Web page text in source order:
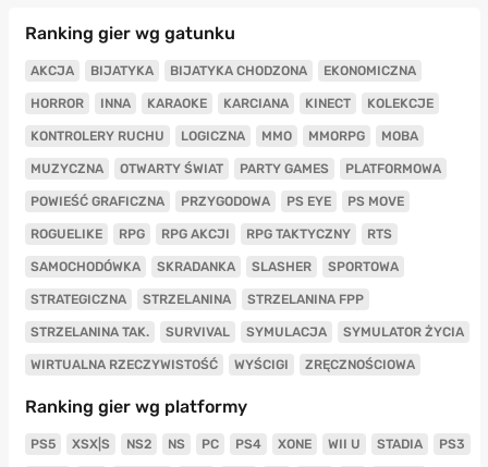
Ranking gier wg gatunku
AKCJA BIJATYKA BIJATYKA CHODZONA EKONOMICZNA
HORROR INNA KARAOKE KARCIANA KINECT KOLEKCJE
KONTROLERY RUCHU LOGICZNA MMO MMORPG MOBA
MUZYCZNA OTWARTY ŚWIAT PARTY GAMES PLATFORMOWA
POWIEŚĆ GRAFICZNA PRZYGODOWA PS EYE PS MOVE
ROGUELIKE RPG RPG AKCJI RPG TAKTYCZNY RTS
SAMOCHODÓWKA SKRADANKA SLASHER SPORTOWA
STRATEGICZNA STRZELANINA STRZELANINA FPP
STRZELANINA TAK. SURVIVAL SYMULACJA SYMULATOR ŻYCIA
WIRTUALNA RZECZYWISTOŚĆ WYŚCIGI ZRĘCZNOŚCIOWA
Ranking gier wg platformy
PS5 XSX|S NS2 NS PC PS4 XONE WII U STADIA PS3